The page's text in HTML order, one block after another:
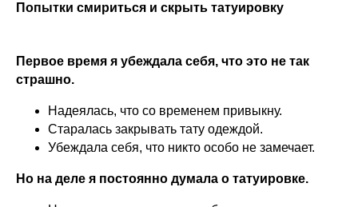
Попытки смириться и скрыть татуировку
Первое время я убеждала себя, что это не так
страшно.
Надеялась, что со временем привыкну.
Старалась закрывать тату одеждой.
Убеждала себя, что никто особо не замечает.
Но на деле я постоянно думала о татуировке.